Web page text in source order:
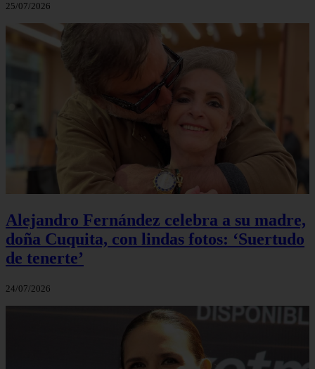
25/07/2026
Alejandro Fernández celebra a su madre,
doña Cuquita, con lindas fotos: ‘Suertudo
de tenerte’
24/07/2026